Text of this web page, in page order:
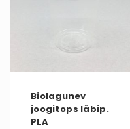
Biolagunev
joogitops läbip.
PLA